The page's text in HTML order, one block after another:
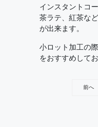
インスタントコ
茶ラテ、紅茶な
が出来ます。
小ロット加工の
をおすすめしてお
前へ